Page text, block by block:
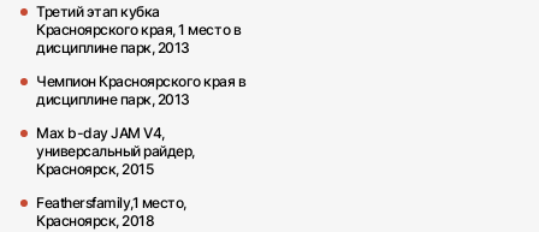
Третий этап кубка
Красноярского края, 1 место в
дисциплине парк, 2013
Чемпион Красноярского края в
дисциплине парк, 2013
Max b-day JAM V4,
универсальный райдер,
Красноярск, 2015
Feathersfamily,1 место,
Красноярск, 2018